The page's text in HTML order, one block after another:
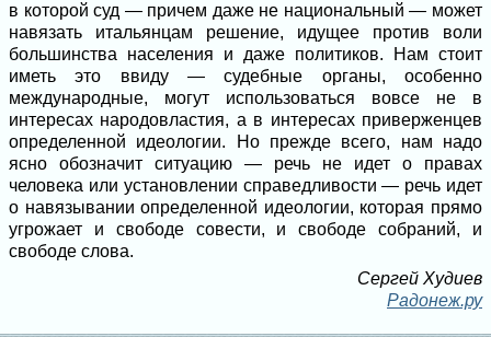
в которой суд — причем даже не национальный — может
навязать итальянцам решение, идущее против воли
большинства населения и даже политиков. Нам стоит
иметь это ввиду — судебные органы, особенно
международные, могут использоваться вовсе не в
интересах народовластия, а в интересах приверженцев
определенной идеологии. Но прежде всего, нам надо
ясно обозначит ситуацию — речь не идет о правах
человека или установлении справедливости — речь идет
о навязывании определенной идеологии, которая прямо
угрожает и свободе совести, и свободе собраний, и
свободе слова.
Сергей Худиев
Радонеж.ру